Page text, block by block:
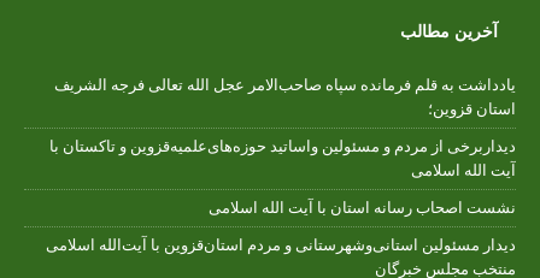
آخرین مطالب
یادداشت به قلم فرمانده سپاه صاحب‌الامر عجل الله تعالی فرجه الشریف
استان قزوین؛
دیداربرخی از مردم و مسئولین واساتید حوزه‌های‌علمیه‌قزوین و تاکستان با
آیت الله اسلامی
نشست اصحاب رسانه استان با آیت الله اسلامی
دیدار مسئولین استانی‌وشهرستانی و مردم‌ استان‌قزوین با آیت‌الله‌ اسلامی
منتخب مجلس‌ خبرگان